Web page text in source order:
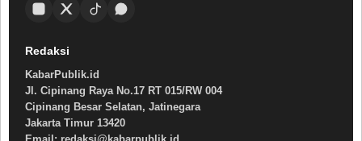
Redaksi
KabarPublik.id
Jl. Cipinang Raya No.17 RT 015/RW 004
Cipinang Besar Selatan, Jatinegara
Jakarta Timur 13420